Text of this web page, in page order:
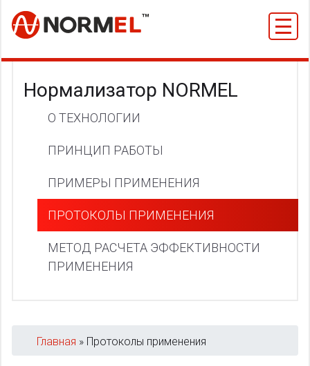
Меню
Активный
меню
Нормализатор NORMEL
Основная
О ТЕХНОЛОГИИ
ПРИНЦИП РАБОТЫ
ПРИМЕРЫ ПРИМЕНЕНИЯ
ПРОТОКОЛЫ ПРИМЕНЕНИЯ
МЕТОД РАСЧЕТА ЭФФЕКТИВНОСТИ
ПРИМЕНЕНИЯ
Строка
Главная Протоколы применения